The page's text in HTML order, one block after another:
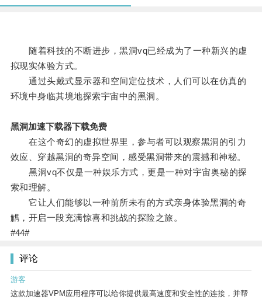
随着科技的不断进步，黑洞vq已经成为了一种新兴的虚
拟现实体验方式。
通过头戴式显示器和空间定位技术，人们可以在仿真的
环境中身临其境地探索宇宙中的黑洞。
黑洞加速下载器下载免费
在这个奇幻的虚拟世界里，参与者可以观察黑洞的引力
效应、穿越黑洞的奇异空间，感受黑洞带来的震撼和神秘。
黑洞vq不仅是一种娱乐方式，更是一种对宇宙奥秘的探
索和理解。
它让人们能够以一种前所未有的方式亲身体验黑洞的奇
觹，开启一段充满惊喜和挑战的探险之旅。
#44#
评论
游客
这款加速器VPM应用程序可以给你提供最高速度和安全性的连接，并帮